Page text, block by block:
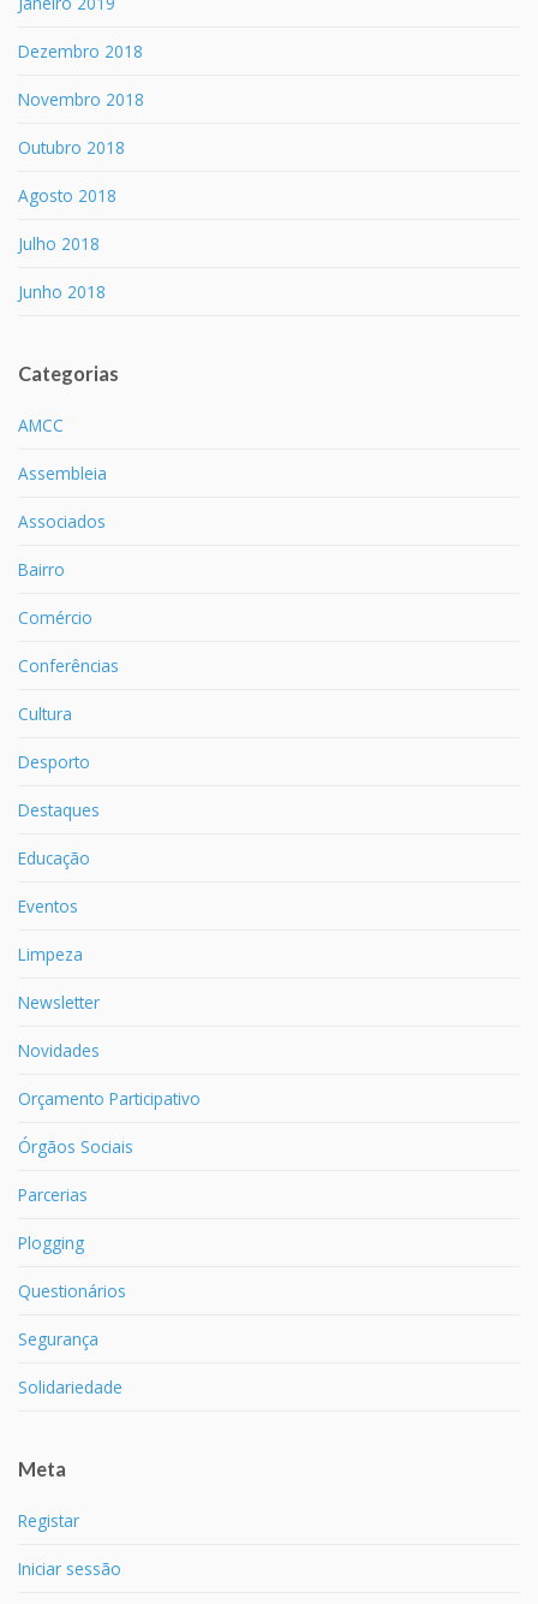
Dezembro 2018
Novembro 2018
Outubro 2018
Agosto 2018
Julho 2018
Junho 2018
Categorias
AMCC
Assembleia
Associados
Bairro
Comércio
Conferências
Cultura
Desporto
Destaques
Educação
Eventos
Limpeza
Newsletter
Novidades
Orçamento Participativo
Órgãos Sociais
Parcerias
Plogging
Questionários
Segurança
Solidariedade
Meta
Registar
Iniciar sessão